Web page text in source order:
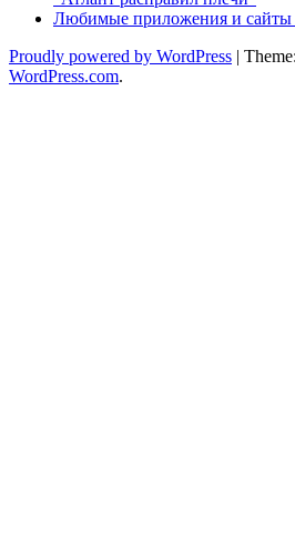
Любимые приложения и сайты
Proudly powered by WordPress |
WordPress.com.